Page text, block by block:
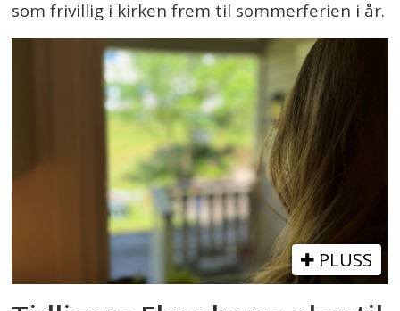
som frivillig i kirken frem til sommerferien i år.
PLUSS